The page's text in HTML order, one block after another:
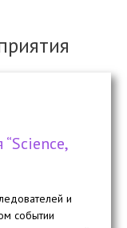
и
событии